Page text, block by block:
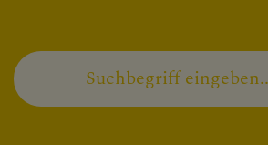
Pfarren
Presse
Personen
suchen